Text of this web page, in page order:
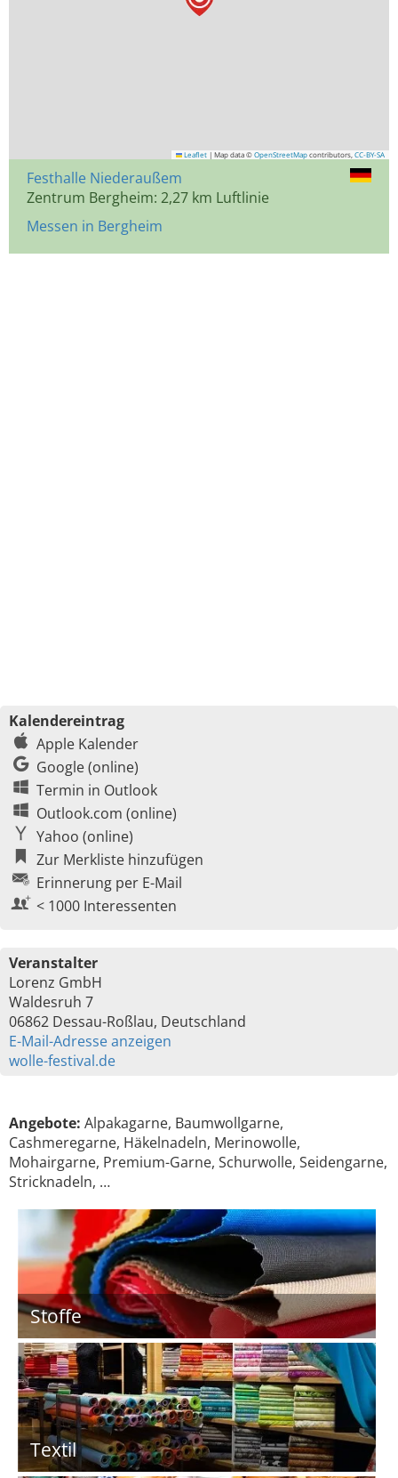
Leaflet | Map data © OpenStreetMap contributors, CC-BY-SA
Festhalle Niederaußem
Zentrum Bergheim: 2,27 km Luftlinie
Messen in Bergheim
Kalendereintrag
Apple Kalender
Google (online)
Termin in Outlook
Outlook.com (online)
Yahoo (online)
Zur Merkliste hinzufügen
Erinnerung per E-Mail
< 1000 Interessenten
Veranstalter
Lorenz GmbH
Waldesruh 7
06862 Dessau-Roßlau, Deutschland
E-Mail-Adresse anzeigen
wolle-festival.de
Angebote: Alpakagarne, Baumwollgarne,
Cashmeregarne, Häkelnadeln, Merinowolle,
Mohairgarne, Premium-Garne, Schurwolle, Seidengarne,
Stricknadeln, …
Stoffe
Textil